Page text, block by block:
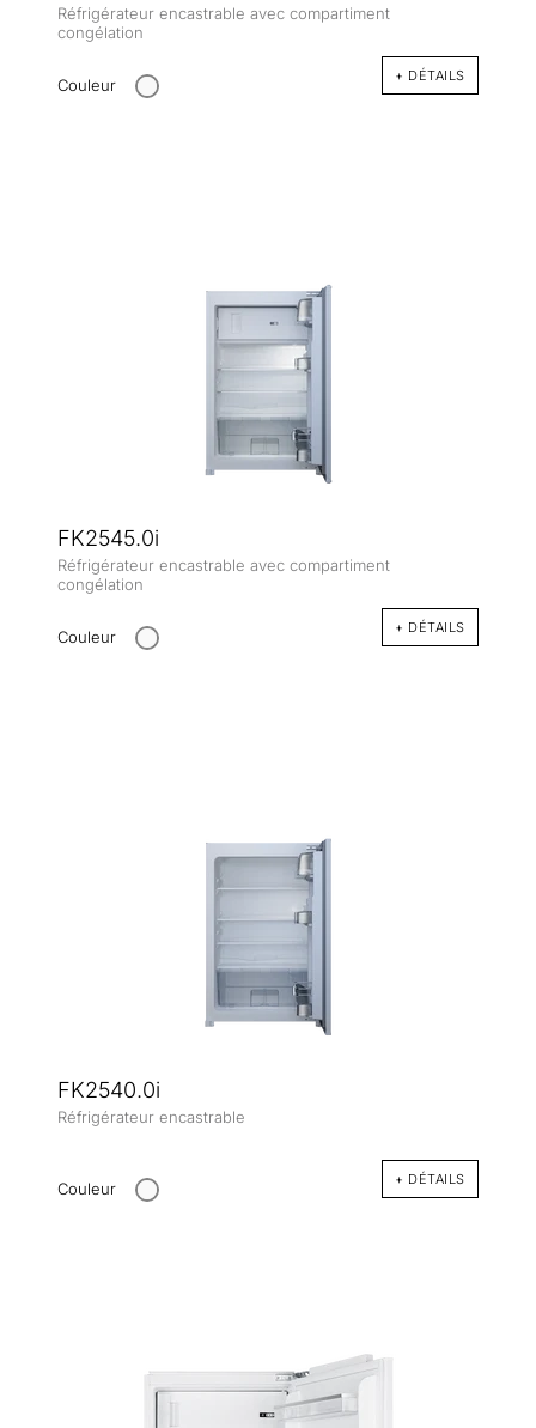
Réfrigérateur encastrable avec compartiment
congélation
Couleur + DÉTAILS
FK2545.0i
Réfrigérateur encastrable avec compartiment
congélation
Couleur + DÉTAILS
FK2540.0i
Réfrigérateur encastrable
Couleur + DÉTAILS